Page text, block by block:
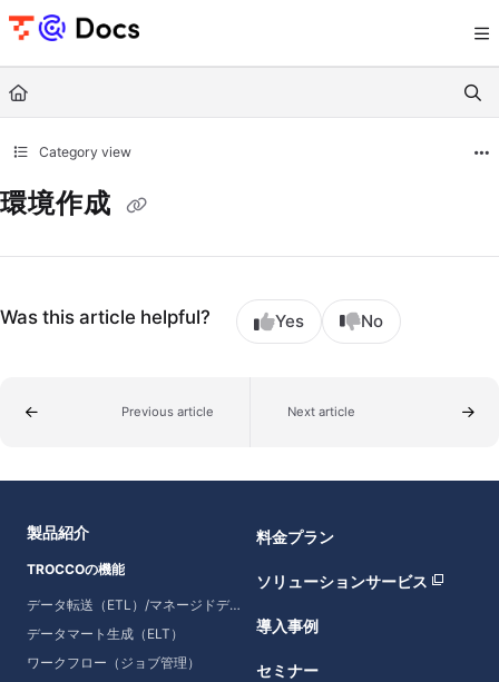
Documentation Index
Use this file to discover all available pages before exploring further.
Category view
環境作成
Was this article helpful? Yes No
Previous article Next article
製品紹介
TROCCOの機能
データ転送（ETL）/マネージドデータ転送
データマート生成（ELT）
ワークフロー（ジョブ管理）
料金プラン
ソリューションサービス
導入事例
セミナー